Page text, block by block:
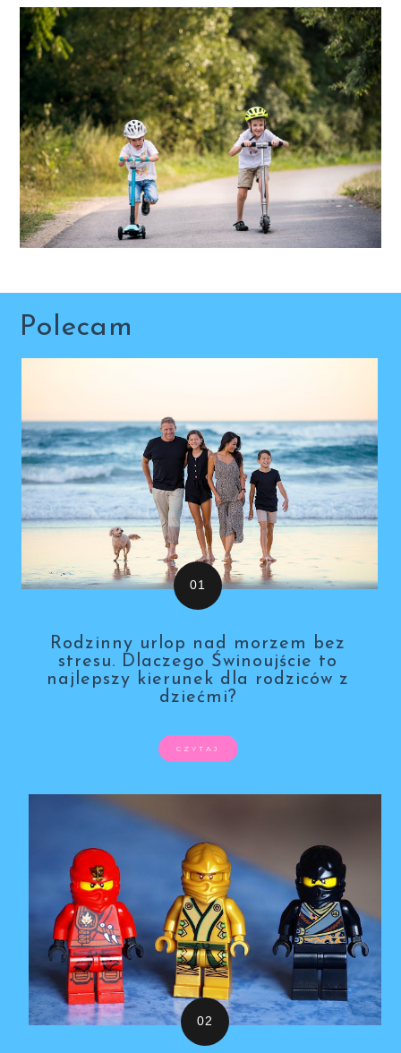
Polecam
Rodzinny urlop nad morzem bez
stresu. Dlaczego Świnoujście to
najlepszy kierunek dla rodziców z
dziećmi?
CZYTAJ